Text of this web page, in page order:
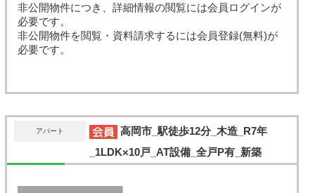
非公開物件につき、詳細情報の閲覧には会員ログインが
必要です。
非公開物件を閲覧・資料請求するには会員登録(無料)が
必要です。
アパート
高岡市_駅徒歩12分_木造_R7年
_1LDK×10戸_AT設備_全戸P有_新築